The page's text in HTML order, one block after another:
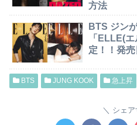
方法
BTS ジン
「ELLE(
定！！発
BTS JUNG KOOK 急上昇
シェア